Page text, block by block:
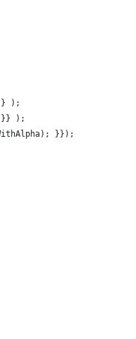
);
);
); }});